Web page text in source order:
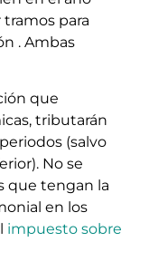
tramos para
. Ambas
que
tributarán
(salvo
No se
que tengan la
en los
impuesto sobre